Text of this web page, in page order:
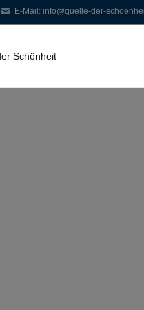
E-Mail: info@quelle-der-